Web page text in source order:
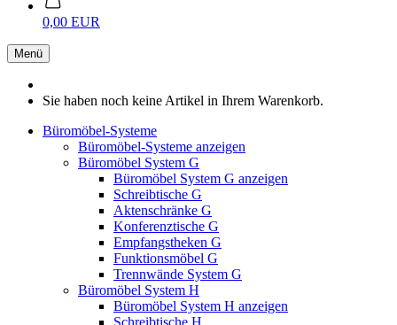
0,00 EUR
Menü
Sie haben noch keine Artikel in Ihrem Warenkorb.
Büromöbel-Systeme
Büromöbel-Systeme anzeigen
Büromöbel System G
Büromöbel System G anzeigen
Schreibtische G
Aktenschränke G
Konferenztische G
Empfangstheken G
Funktionsmöbel G
Trennwände System G
Büromöbel System H
Büromöbel System H anzeigen
Schreibtische H